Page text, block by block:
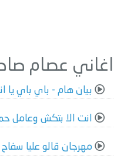
اغاني عصام
بيان هام - باي باي يا
انت الا بتكش وعامل
مهرجان قالو عليا